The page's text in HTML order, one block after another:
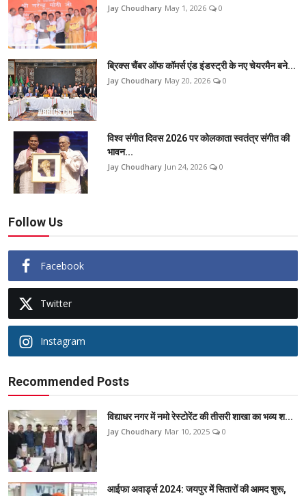
Jay Choudhary May 1, 2026 0
ब्रिक्स चैंबर ऑफ कॉमर्स एंड इंडस्ट्री के नए चेयरमैन बने...
Jay Choudhary May 20, 2026 0
विश्व संगीत दिवस 2026 पर कोलकाता स्वतंत्र संगीत की
भावन...
Jay Choudhary Jun 24, 2026 0
Follow Us
Facebook
Twitter
Instagram
Recommended Posts
विद्याधर नगर में नमो रेस्टोरेंट की तीसरी शाखा का भव्य श...
Jay Choudhary Mar 10, 2025 0
आईफा अवार्ड्स 2024: जयपुर में सितारों की आमद शुरू,